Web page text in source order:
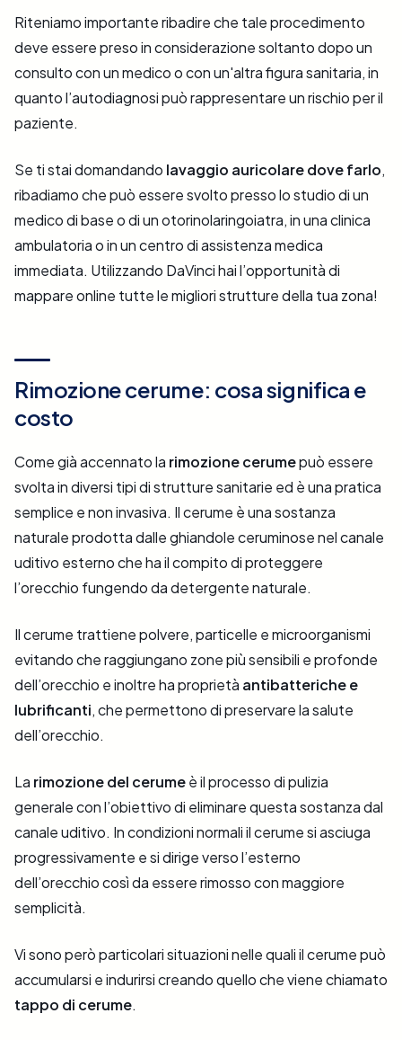
Riteniamo importante ribadire che tale procedimento
deve essere preso in considerazione soltanto dopo un
consulto con un medico o con un'altra figura sanitaria, in
quanto l’autodiagnosi può rappresentare un rischio per il
paziente.
Se ti stai domandando lavaggio auricolare dove farlo,
ribadiamo che può essere svolto presso lo studio di un
medico di base o di un otorinolaringoiatra, in una clinica
ambulatoria o in un centro di assistenza medica
immediata. Utilizzando DaVinci hai l’opportunità di
mappare online tutte le migliori strutture della tua zona!
Rimozione cerume: cosa significa e
costo
Come già accennato la rimozione cerumepuò essere
svolta in diversi tipi di strutture sanitarie ed è una pratica
semplice e non invasiva. Il cerume è una sostanza
naturale prodotta dalle ghiandole ceruminose nel canale
uditivo esterno che ha il compito di proteggere
l’orecchio fungendo da detergente naturale.
Il cerume trattiene polvere, particelle e microorganismi
evitando che raggiungano zone più sensibili e profonde
dell’orecchio e inoltre ha proprietà antibatteriche e
lubrificanti, che permettono di preservare la salute
dell’orecchio.
La rimozione del cerumeè il processo di pulizia
generale con l’obiettivo di eliminare questa sostanza dal
canale uditivo. In condizioni normali il cerume si asciuga
progressivamente e si dirige verso l’esterno
dell’orecchio così da essere rimosso con maggiore
semplicità.
Vi sono però particolari situazioni nelle quali il cerume può
accumularsi e indurirsi creando quello che viene chiamato
tappo di cerume.